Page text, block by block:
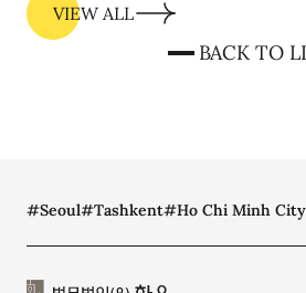
VIEW ALL
BACK TO
#Seoul#Tashkent#Ho Chi Minh City